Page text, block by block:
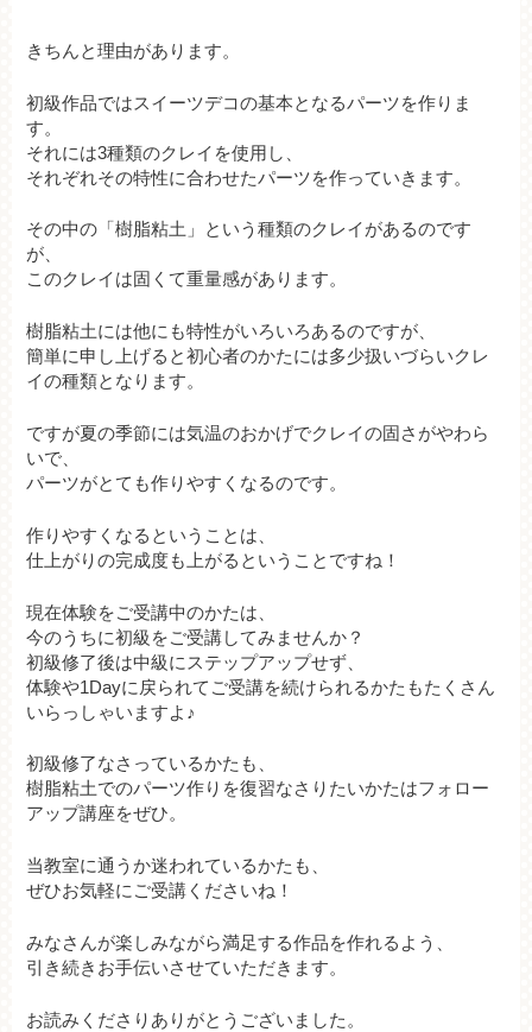
きちんと理由があります。
初級作品ではスイーツデコの基本となるパーツを作りま
す。
それには3種類のクレイを使用し、
それぞれその特性に合わせたパーツを作っていきます。
その中の「樹脂粘土」という種類のクレイがあるのです
が、
このクレイは固くて重量感があります。
樹脂粘土には他にも特性がいろいろあるのですが、
簡単に申し上げると初心者のかたには多少扱いづらいクレ
イの種類となります。
ですが夏の季節には気温のおかげでクレイの固さがやわら
いで、
パーツがとても作りやすくなるのです。
作りやすくなるということは、
仕上がりの完成度も上がるということですね！
現在体験をご受講中のかたは、
今のうちに初級をご受講してみませんか？
初級修了後は中級にステップアップせず、
体験や1Dayに戻られてご受講を続けられるかたもたくさん
いらっしゃいますよ♪
初級修了なさっているかたも、
樹脂粘土でのパーツ作りを復習なさりたいかたはフォロー
アップ講座をぜひ。
当教室に通うか迷われているかたも、
ぜひお気軽にご受講くださいね！
みなさんが楽しみながら満足する作品を作れるよう、
引き続きお手伝いさせていただきます。
お読みくださりありがとうございました。